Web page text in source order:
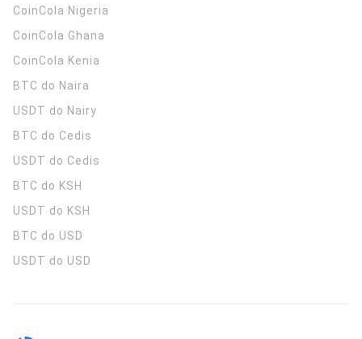
CoinCola Nigeria
CoinCola Ghana
CoinCola Kenia
BTC do Naira
USDT do Nairy
BTC do Cedis
USDT do Cedis
BTC do KSH
USDT do KSH
BTC do USD
USDT do USD